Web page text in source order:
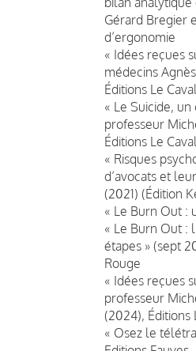
Gérard Bregier
d’ergonomie
« Idées reçues
médecins
Éditions Le
« Le Suicide,
professeur
Éditions Le
« Risques
d’avocats et
(2021) (Édition
« Le Burn Out :
« Le Burn Out :
étapes » (sept
Rouge
« Idées reçues
professeur
(2024), Éditions
« Osez le